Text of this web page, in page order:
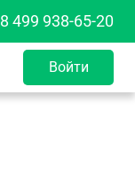
8 499 938-65-20
Войти